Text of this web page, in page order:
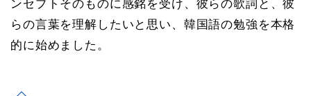
ンセプトそのものに感銘を受け、彼らの歌詞と、彼
らの言葉を理解したいと思い、韓国語の勉強を本格
的に始めました。